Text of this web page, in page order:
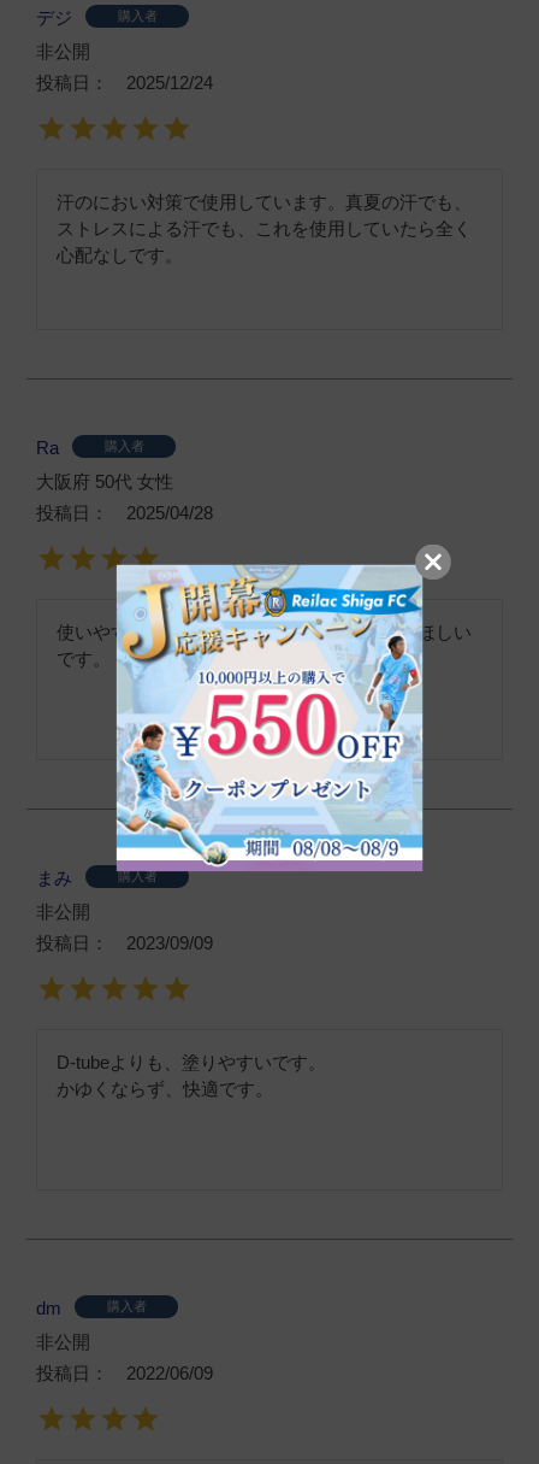
デジ 購入者
非公開
投稿日
2025/12/24
汗のにおい対策で使用しています。真夏の汗でも、
ストレスによる汗でも、これを使用していたら全く
心配なしです。
Ra 購入者
大阪府 50代 女性
投稿日
2025/04/28
使いやすく、お値段も安く、無くならないでほしい
です。
まみ 購入者
非公開
投稿日
2023/09/09
D-tubeよりも、塗りやすいです。
かゆくならず、快適です。
dm 購入者
非公開
投稿日
2022/06/09